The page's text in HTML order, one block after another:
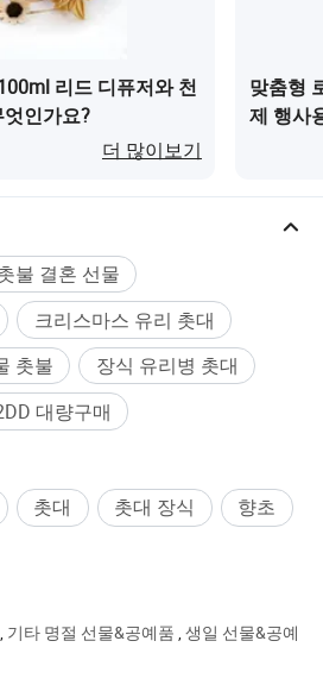
떨어지고 피드백이 느리다면, 저
리드 디퓨저와 천
인가요?
더 많이보기
맞춤형
제 행사
불 결혼 선물
크리스마스 유리 촛대
촛불
장식 유리병 촛대
대량구매
촛대 촛대 장식
향초
, 기타 명절 선물&공예품 ,생일 선물&공예